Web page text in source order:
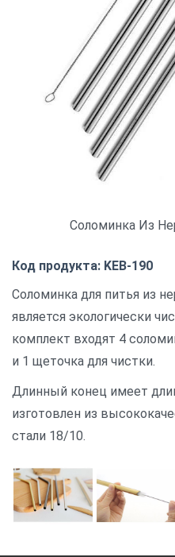
Соломинка Из
Код продукта: KEB-190
Соломинка для питья из
является экологически
комплект входят 4
и 1 щеточка для чистки.
Длинный конец имеет
изготовлен из
стали 18/10.